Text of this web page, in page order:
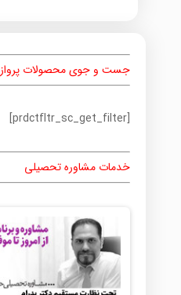
جست و جوی محصولات پرواز
[prdctfltr_sc_get_filter]
خدمات مشاوره تحصیلی